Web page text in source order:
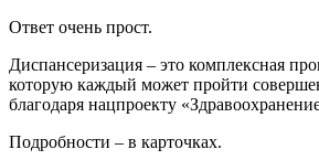
Ответ очень прост.
Диспансеризация – это комплексная
которую каждый может пройти
благодаря нацпроекту
Подробности – в карточках.